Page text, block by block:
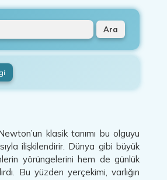
Ara
klasik tanımı bu olguyu
ilişkilendirir. Dünya gibi büyük
yörüngelerini hem de günlük
Bu yüzden yerçekimi, varlığın